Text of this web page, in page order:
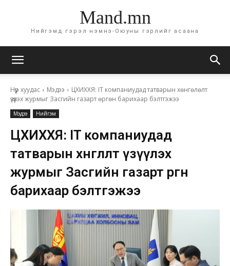
Mand.mn
Нийгэмд гэрэл нэмнэ-Оюуны гэрлийг асаана
Нүүр хуудас Мэдээ
ЦХИХХЯ: IT компаниудад татварын хөнгөлөлт
үзүүлэх журмыг Засгийн газарт өргөн барихаар бэлтгэжээ
Мэдээ Нийгэм
ЦХИХХЯ: IT компаниудад
татварын хөнгөлөлт үзүүлэх
журмыг Засгийн газарт өргөн
барихаар бэлтгэжээ